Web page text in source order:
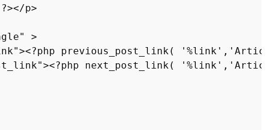
p>
" >
"><?php previous_post_link( '%link ','
"><?php next_post_link( '%link ','